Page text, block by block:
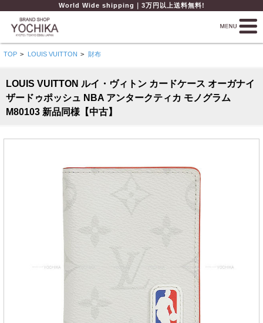
World Wide shipping｜3万円以上送料無料!
TOP > LOUIS VUITTON > 財布
LOUIS VUITTON ルイ・ヴィトン カードケース オーガナイ
ザードゥポッシュ NBA アンタークティカ モノグラム
M80103 新品同様【中古】